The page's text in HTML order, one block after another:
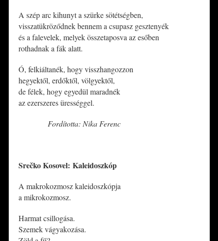
A szép arc kihunyt a szürke sötétségben,
visszatükröződnek bennem a csupasz gesztenyék
és a falevelek, melyek összetaposva az esőben
rothadnak a fák alatt.
Ó, felkiáltanék, hogy visszhangozzon
hegyektől, erdőktől, völgyektől,
de félek, hogy egyedül maradnék
az ezerszeres ürességgel.
Fordította: Nika Ferenc
Srečko Kosovel: Kaleidoszkóp
A makrokozmosz kaleidoszkópja
a mikrokozmosz.
Harmat csillogása.
Szemek vágyakozása.